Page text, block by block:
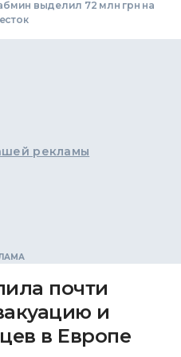
выделил 72 млн грн на
рекламы
почти
и
в Европе